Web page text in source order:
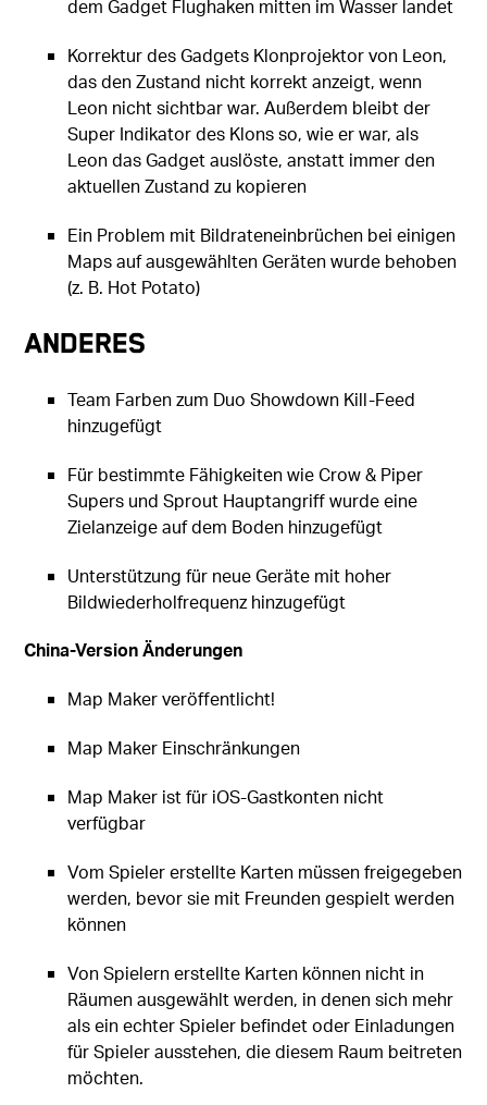
dem Gadget Flughaken mitten im Wasser landet
Korrektur des Gadgets Klonprojektor von Leon,
das den Zustand nicht korrekt anzeigt, wenn
Leon nicht sichtbar war. Außerdem bleibt der
Super Indikator des Klons so, wie er war, als
Leon das Gadget auslöste, anstatt immer den
aktuellen Zustand zu kopieren
Ein Problem mit Bildrateneinbrüchen bei einigen
Maps auf ausgewählten Geräten wurde behoben
(z. B. Hot Potato)
Anderes
Team Farben zum Duo Showdown Kill-Feed
hinzugefügt
Für bestimmte Fähigkeiten wie Crow & Piper
Supers und Sprout Hauptangriff wurde eine
Zielanzeige auf dem Boden hinzugefügt
Unterstützung für neue Geräte mit hoher
Bildwiederholfrequenz hinzugefügt
China-Version Änderungen
Map Maker veröffentlicht!
Map Maker Einschränkungen
Map Maker ist für iOS-Gastkonten nicht
verfügbar
Vom Spieler erstellte Karten müssen freigegeben
werden, bevor sie mit Freunden gespielt werden
können
Von Spielern erstellte Karten können nicht in
Räumen ausgewählt werden, in denen sich mehr
als ein echter Spieler befindet oder Einladungen
für Spieler ausstehen, die diesem Raum beitreten
möchten.